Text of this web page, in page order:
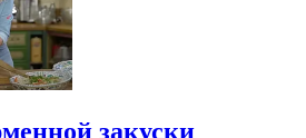
закуски